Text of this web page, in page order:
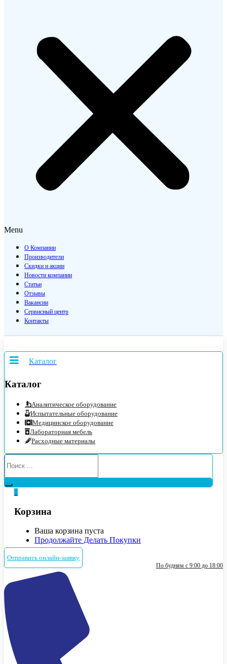
Menu
О Компании
Производители
Скидки и акции
Новости компании
Статьи
Отзывы
Вакансии
Сервисный центр
Контакты
Каталог
Каталог
Аналитическое оборудование
Испытательные оборудование
Медицинское оборудование
Лабораторная мебель
Расходные материалы
Корзина
Ваша корзина пуста
Продолжайте Делать Покупки
Отправить онлайн-заявку
По будням с 9:00 до 18:00